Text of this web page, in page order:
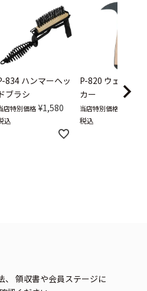
834 ハンマーヘッ
ドブラシ
店特別価格 ¥1,580
込
P-820 ウェルド
カー
当店特別価格
税込
領収書や会員ステージに